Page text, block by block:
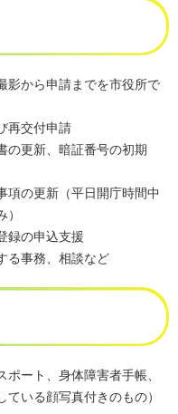
影から申請までを市役所で
再交付申請
の更新、暗証番号の初期
項の更新（平日開庁時間中
録の申込支援
る事務、相談など
ート、身体障害者手帳、
いる顔写真付きのもの）